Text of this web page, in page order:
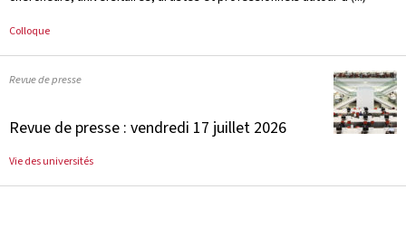
Colloque
Revue de presse
Revue de presse : vendredi 17 juillet 2026
Vie des universités